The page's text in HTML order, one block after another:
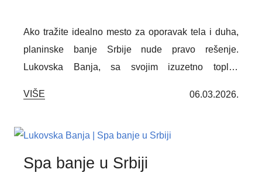
Ako tražite idealno mesto za oporavak tela i duha,
planinske banje Srbije nude pravo rešenje.
Lukovska Banja, sa svojim izuzetno toplim
samo lekovitu negu, već i mirno okruženje za
posetioci mogu ovde pronaći sadržaje za
relaksaciju, wellness i kvalitetan odmor.
VIŠE 06.03.2026.
Spa banje u Srbiji